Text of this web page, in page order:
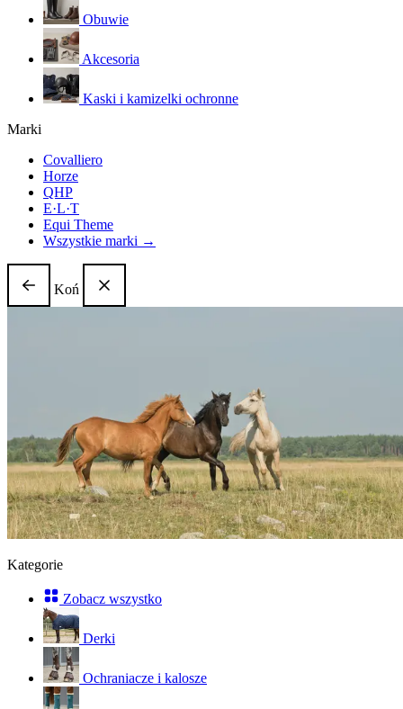
Obuwie
Akcesoria
Kaski i kamizelki ochronne
Marki
Covalliero
Horze
QHP
E·L·T
Equi Theme
Wszystkie marki →
Koń
Kategorie
Zobacz wszystko
Derki
Ochraniacze i kalosze